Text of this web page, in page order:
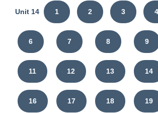
Unit 14 1 2 3 4
6 7 8 9
11 12 13 14
16 17 18 19